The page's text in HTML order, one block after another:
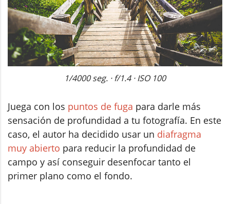
1/4000 seg. · f/1.4 · ISO 100
Juega con los puntos de fuga para darle más
sensación de profundidad a tu fotografía. En este
caso, el autor ha decidido usar un diafragma
muy abierto para reducir la profundidad de
campo y así conseguir desenfocar tanto el
primer plano como el fondo.